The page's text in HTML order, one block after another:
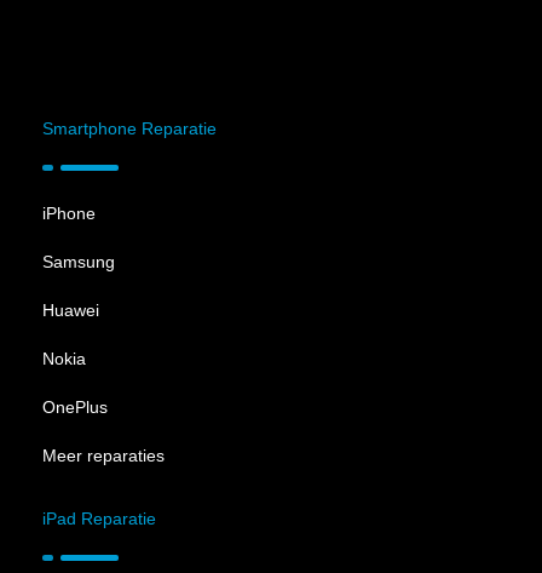
Smartphone Reparatie
iPhone
Samsung
Huawei
Nokia
OnePlus
Meer reparaties
iPad Reparatie